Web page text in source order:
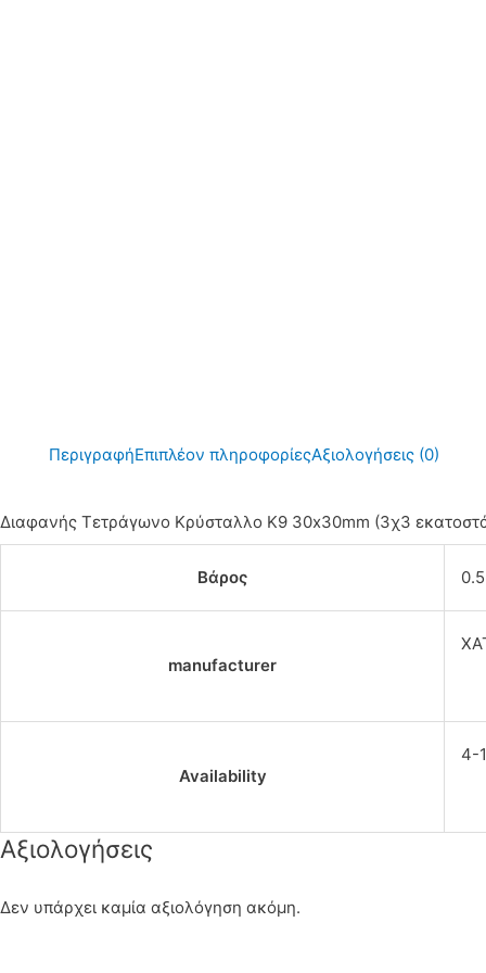
ΠεριγραφήΕπιπλέον πληροφορίεςΑξιολογήσεις (0)
Διαφανής Τετράγωνο Κρύσταλλο Κ9 30x30mm (3χ3
Βάρος
manufacturer
Availability
4-
Αξιολογήσεις
Δεν υπάρχει καμία αξιολόγηση ακόμη.